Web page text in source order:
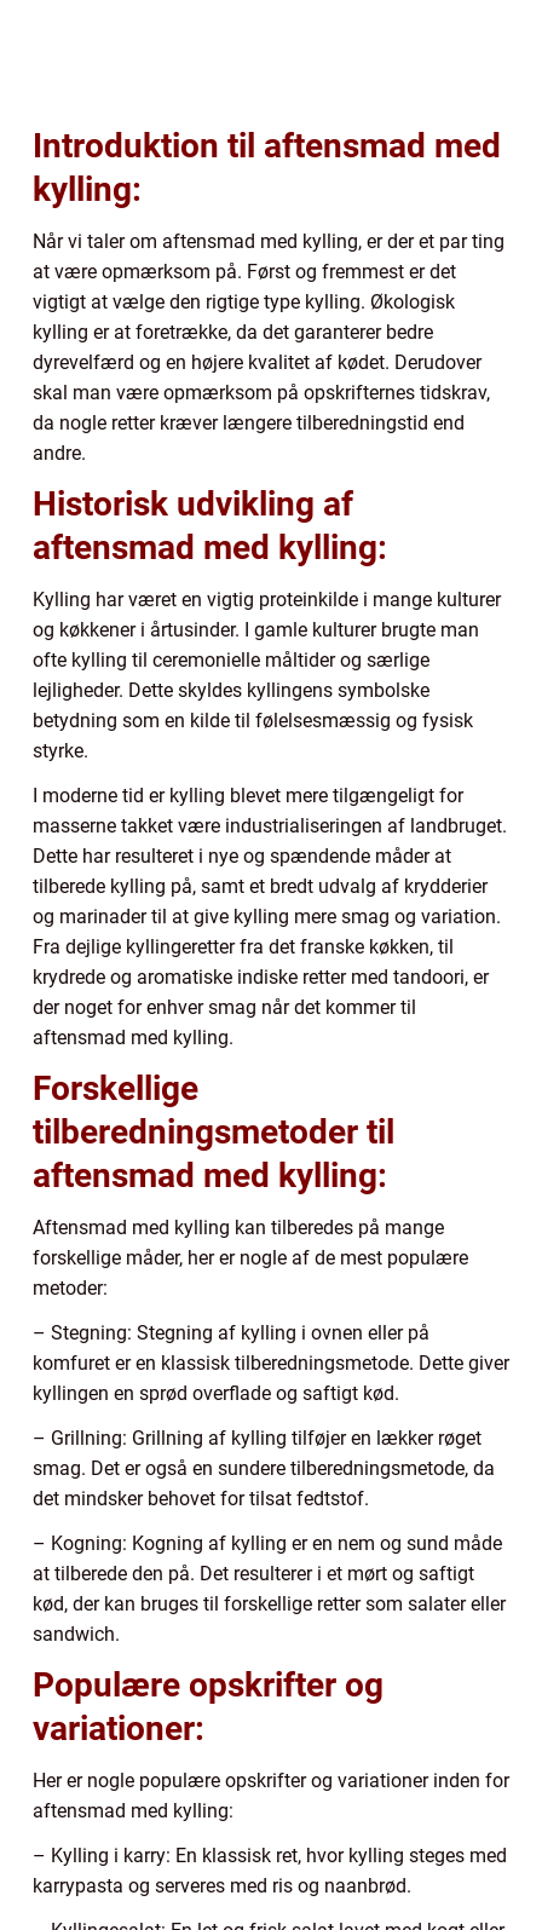
Introduktion til aftensmad med
kylling:
Når vi taler om aftensmad med kylling, er der et par ting
at være opmærksom på. Først og fremmest er det
vigtigt at vælge den rigtige type kylling. Økologisk
kylling er at foretrække, da det garanterer bedre
dyrevelfærd og en højere kvalitet af kødet. Derudover
skal man være opmærksom på opskrifternes tidskrav,
da nogle retter kræver længere tilberedningstid end
andre.
Historisk udvikling af
aftensmad med kylling:
Kylling har været en vigtig proteinkilde i mange kulturer
og køkkener i årtusinder. I gamle kulturer brugte man
ofte kylling til ceremonielle måltider og særlige
lejligheder. Dette skyldes kyllingens symbolske
betydning som en kilde til følelsesmæssig og fysisk
styrke.
I moderne tid er kylling blevet mere tilgængeligt for
masserne takket være industrialiseringen af landbruget.
Dette har resulteret i nye og spændende måder at
tilberede kylling på, samt et bredt udvalg af krydderier
og marinader til at give kylling mere smag og variation.
Fra dejlige kyllingeretter fra det franske køkken, til
krydrede og aromatiske indiske retter med tandoori, er
der noget for enhver smag når det kommer til
aftensmad med kylling.
Forskellige
tilberedningsmetoder til
aftensmad med kylling:
Aftensmad med kylling kan tilberedes på mange
forskellige måder, her er nogle af de mest populære
metoder:
– Stegning: Stegning af kylling i ovnen eller på
komfuret er en klassisk tilberedningsmetode. Dette giver
kyllingen en sprød overflade og saftigt kød.
– Grillning: Grillning af kylling tilføjer en lækker røget
smag. Det er også en sundere tilberedningsmetode, da
det mindsker behovet for tilsat fedtstof.
– Kogning: Kogning af kylling er en nem og sund måde
at tilberede den på. Det resulterer i et mørt og saftigt
kød, der kan bruges til forskellige retter som salater eller
sandwich.
Populære opskrifter og
variationer:
Her er nogle populære opskrifter og variationer inden for
aftensmad med kylling:
– Kylling i karry: En klassisk ret, hvor kylling steges med
karrypasta og serveres med ris og naanbrød.